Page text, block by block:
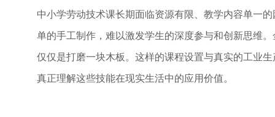
中小学劳动技术课长期面临资源有限、教学内容单一
单的手工制作，难以激发学生的深度参与和创新思维
仅仅是打磨一块木板。这样的课程设置与真实的工业
真正理解这些技能在现实生活中的应用价值。